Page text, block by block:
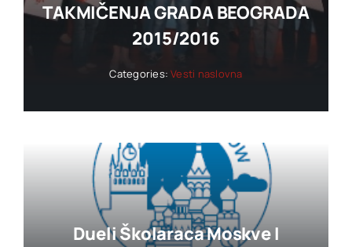
TAKMIČENJA GRADA BEOGRADA
2015/2016
Categories:Vesti naslovna
Dueli Školaraca Moskve I